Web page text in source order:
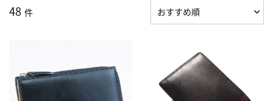
48 件